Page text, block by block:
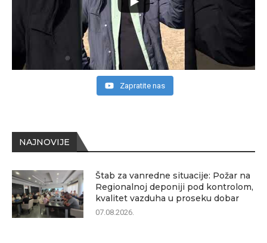
NAJNOVIJE
Štab za vanredne situacije: Požar na
Regionalnoj deponiji pod kontrolom,
kvalitet vazduha u proseku dobar
07.08.2026.
Zapratite nas